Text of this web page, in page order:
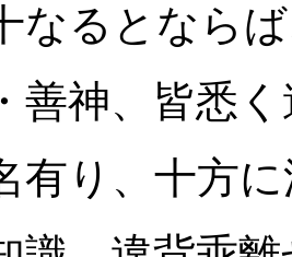
なるとなら
善神、皆悉
有り、十方